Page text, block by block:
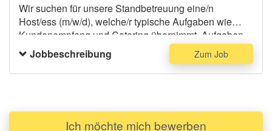
Wir suchen für unsere Standbetreuung eine/n
Host/ess (m/w/d), welche/r typische Aufgaben wie
Kundenempfang und Catering übernimmt. Aufgaben
wie Broschüren/Flyer verteilen, sowie kleine Auf- und
Abbautätigkeiten können ebenfalls anfallen. Da du
auch gelegentlich Kundengespräche führen wirst, ist
einen gepflegten Auftritt in schwarzer Stoffhose und
weißem Hemd, bzw. im Hosenanzug und weißer
Jobbeschreibung Zum Job
Ich möchte mich bewerben